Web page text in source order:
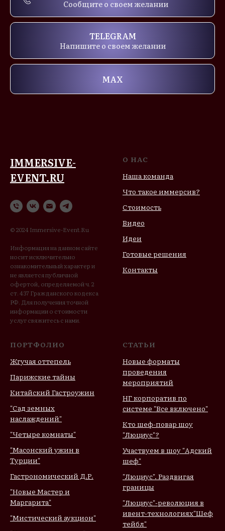
Сообщите о своем желании
TELEGRAM
Напишите о своем желании
MAX
IMMERSIVE-
EVENT.RU
© 2024 Immersive-Event.Ru
Информация на данном сайте
носит исключительно
ознакомительный характер и
не является публичной
офертой, определяемой ч. 2
ст. 437 Гражданского кодекса
РФ. Для получения точной
информации о стоимости
услуг свяжитесь с нами.
О НАС
Наша команда
Что такое иммерсив?
Стоимость
Видео
Идеи
Готовые решения
Контакты
ПОРТФОЛИО
Жгучая оттепель
Парижские тайны
Китайский Гастроужин
"Сад земных
наслаждений"
"Четыре комнаты"
"Масонский ужин в
Турции"
Гастрономический Д.Р.
"Новые Мастер и
Маргарита"
"Мистический аукцион"
СТАТЬИ
Новые форматы
проведения
мероприятий
НГ корпоратив по
системе "Все включено"
Кто шеф-повар шоу
"Люциус"?
Участвуем в шоу "Адский
шеф"
"Люциус". Раздвигая
границы
"Люциус"-революция в
ивент-технологиях"Шеф
тейбл"